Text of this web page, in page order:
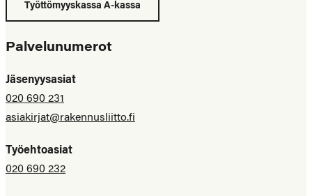
Työttömyyskassa A-kassa
Palvelunumerot
Jäsenyysasiat
020 690 231
asiakirjat@rakennusliitto.fi
Työehtoasiat
020 690 232